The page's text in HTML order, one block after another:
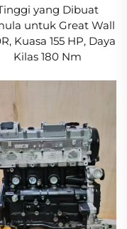
yang Dibuat
untuk Great Wall
Kuasa 155 HP, Daya
Kilas 180 Nm